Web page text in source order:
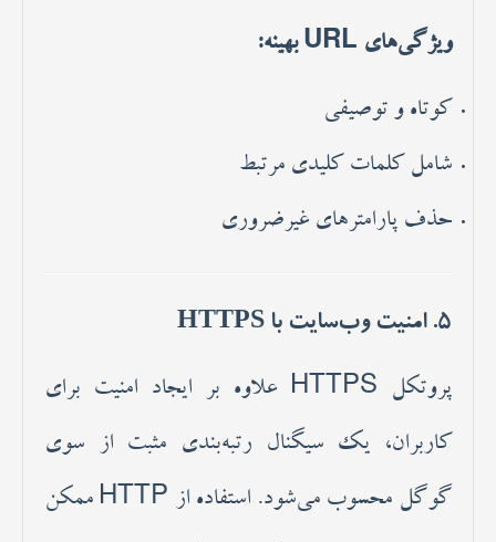
ویژگی‌های URL بهینه:
کوتاه و توصیفی
شامل کلمات کلیدی مرتبط
حذف پارامترهای غیرضروری
پروتکل HTTPS علاوه بر ایجاد امنیت برای
کاربران، یک سیگنال رتبه‌بندی مثبت از سوی
گوگل محسوب می‌شود. استفاده از HTTP ممکن